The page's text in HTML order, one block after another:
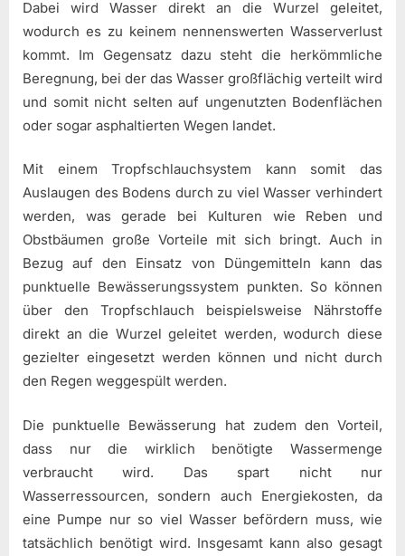
Dabei wird Wasser direkt an die Wurzel geleitet,
wodurch es zu keinem nennenswerten Wasserverlust
kommt. Im Gegensatz dazu steht die herkömmliche
Beregnung, bei der das Wasser großflächig verteilt wird
und somit nicht selten auf ungenutzten Bodenflächen
oder sogar asphaltierten Wegen landet.
Mit einem Tropfschlauchsystem kann somit das
Auslaugen des Bodens durch zu viel Wasser verhindert
werden, was gerade bei Kulturen wie Reben und
Obstbäumen große Vorteile mit sich bringt. Auch in
Bezug auf den Einsatz von Düngemitteln kann das
punktuelle Bewässerungssystem punkten. So können
über den Tropfschlauch beispielsweise Nährstoffe
direkt an die Wurzel geleitet werden, wodurch diese
gezielter eingesetzt werden können und nicht durch
den Regen weggespült werden.
Die punktuelle Bewässerung hat zudem den Vorteil,
dass nur die wirklich benötigte Wassermenge
verbraucht wird. Das spart nicht nur
Wasserressourcen, sondern auch Energiekosten, da
eine Pumpe nur so viel Wasser befördern muss, wie
tatsächlich benötigt wird. Insgesamt kann also gesagt